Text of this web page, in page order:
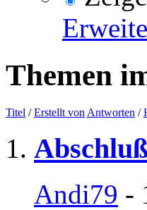
Themen
Titel /Erstellt von Antworten /
Andi79 -